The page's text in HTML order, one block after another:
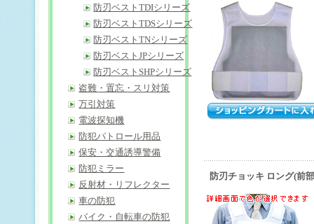
防刃チョッキ ロング(前
防刃ベストTDIシリーズ
防刃ベストTDSシリーズ
防刃ベストTNシリーズ
防刃ベストJPシリーズ
防刃ベストSHPシリーズ
盗難・置忘・スリ対策
万引対策
電波探知機
防犯パトロール用品
保安・交通誘導警備
防犯ミラー
反射材・リフレクター
車の防犯
バイク・自転車の防犯